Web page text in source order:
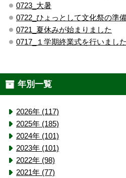
0723_大暑
0722_ひょっとして文化祭の準
0721_夏休みが始まりました
0717_１学期終業式を行いました
年別一覧
2026年 (117)
2025年 (185)
2024年 (101)
2023年 (101)
2022年 (98)
2021年 (77)